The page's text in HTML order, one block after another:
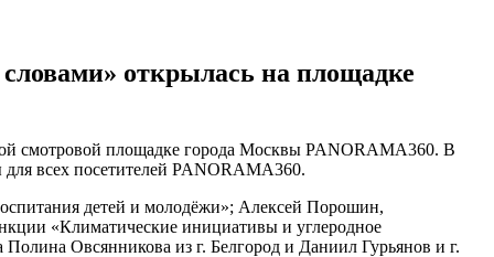
открылась на площадке
смотровой площадке города Москвы PANORAMA360. В
всех посетителей PANORAMA360.
детей и молодёжи»; Алексей Порошин,
«Климатические инициативы и углеродное
Овсянникова из г. Белгород и Даниил Гурьянов и г.